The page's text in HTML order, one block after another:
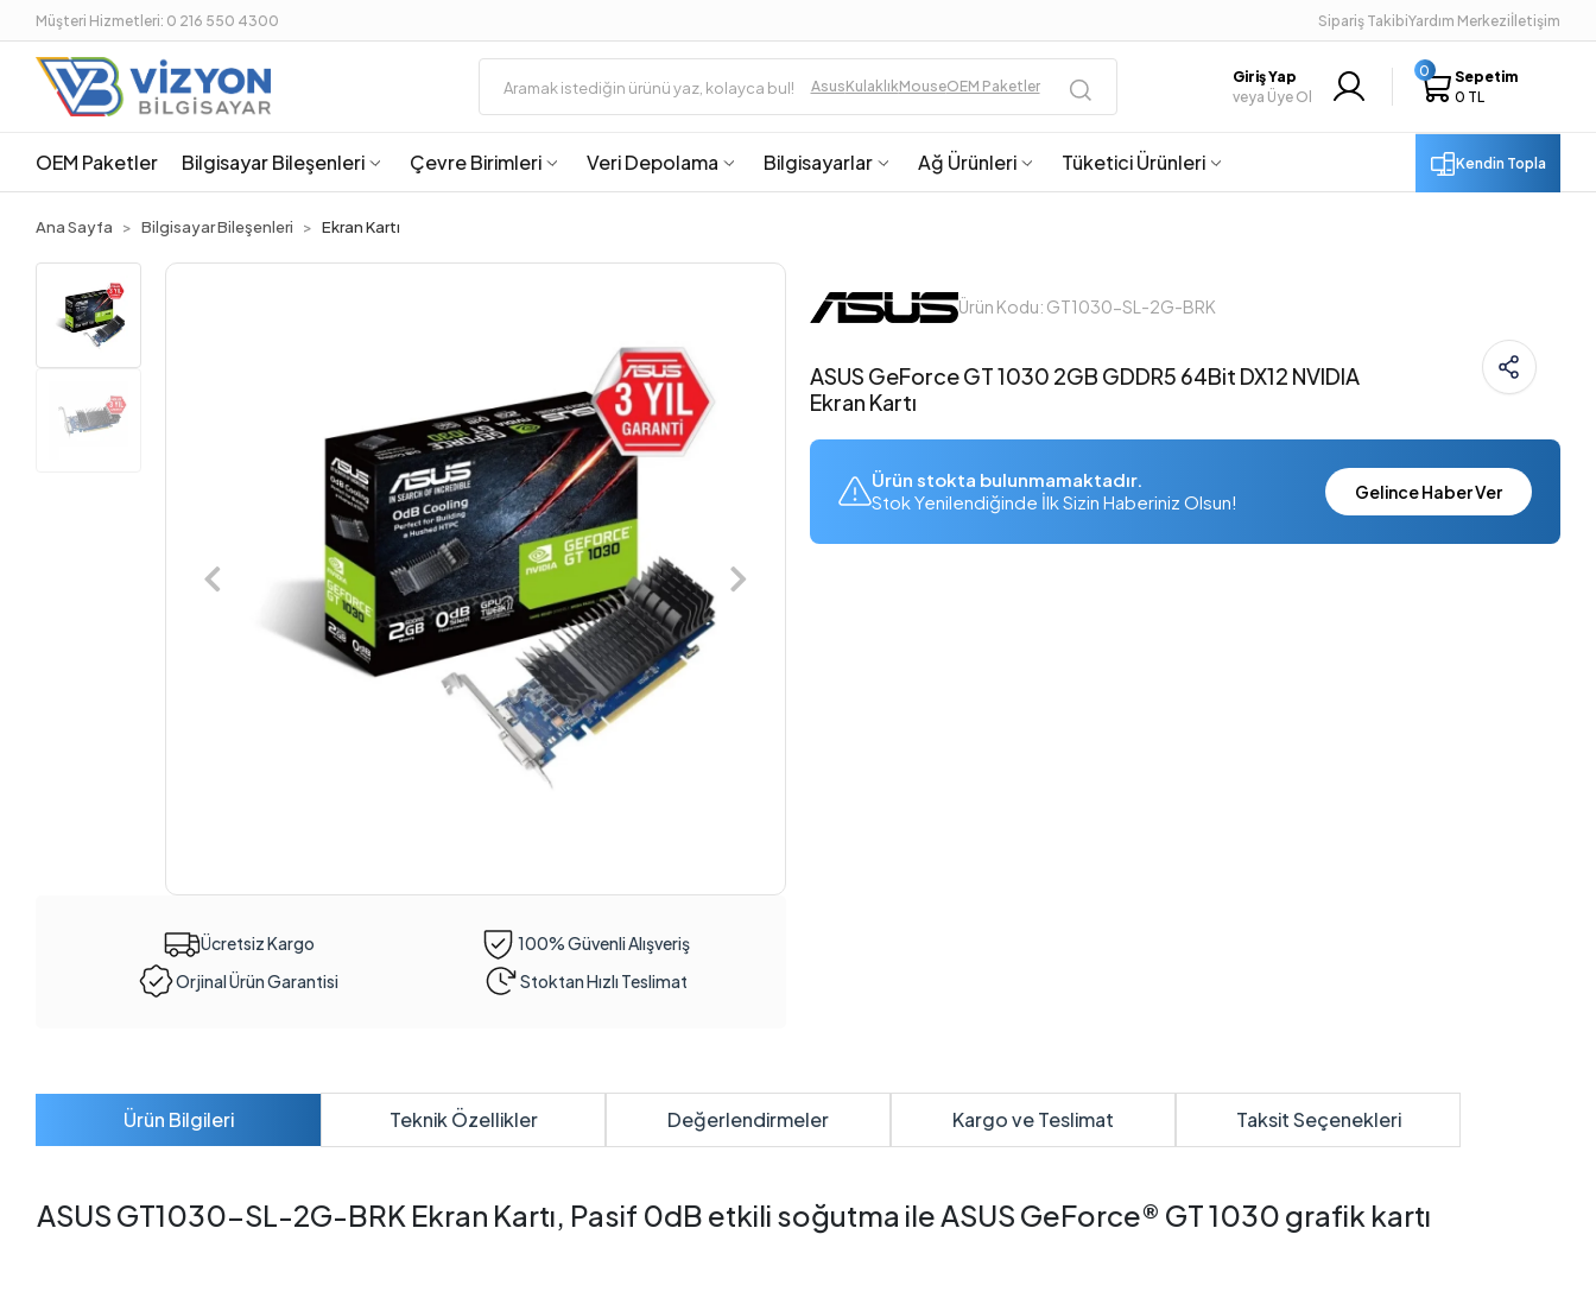
Müşteri Hizmetleri: 0 216 550 4300 Sipariş TakibiYardım Merkeziİletişim
AsusKulaklıkMouseOEM Paketler
Giriş Yap
veya Üye Ol
0
Sepetim
0 TL
OEM Paketler Bilgisayar Bileşenleri Çevre Birimleri Veri Depolama Bilgisayarlar Ağ Ürünleri Tüketici Ürünleri Kendin Topla
Ana Sayfa Bilgisayar Bileşenleri Ekran Kartı
Ücretsiz Kargo
100% Güvenli Alışveriş
Orjinal Ürün Garantisi
Stoktan Hızlı Teslimat
Ürün Kodu: GT1030-SL-2G-BRK
ASUS GeForce GT 1030 2GB GDDR5 64Bit DX12 NVIDIA
Ekran Kartı
Ürün stokta bulunmamaktadır.
Stok Yenilendiğinde İlk Sizin Haberiniz Olsun!
Gelince Haber Ver
Ürün Bilgileri Teknik Özellikler Değerlendirmeler Kargo ve Teslimat Taksit Seçenekleri
ASUS GT1030-SL-2G-BRK Ekran Kartı, Pasif 0dB etkili soğutma ile ASUS GeForce® GT 1030 grafik kartı